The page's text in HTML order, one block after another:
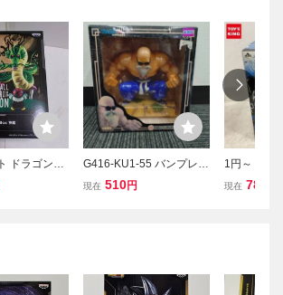
ドラゴンボ
神龍 フ
G416-KU1-55 バンプレス
ト 一番くじ ドラゴンボー
現在 510円
1円～ 一番
ボール改 ~
現在 78